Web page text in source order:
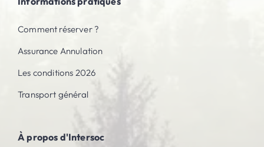
Comment réserver ?
Assurance Annulation
Les conditions 2026
Transport général
À propos d'Intersoc